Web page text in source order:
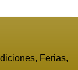
Ferias,